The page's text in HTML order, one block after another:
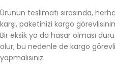
Ürünün teslimatı sırasında,
karşı, paketinizi kargo
Bir eksik ya da hasar olması
olur; bu nedenle de kargo
yapmalısınız.